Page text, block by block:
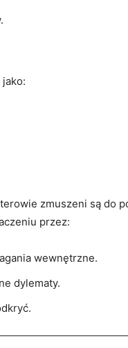
zmuszeni są do
przez:
wewnętrzne.
dylematy.